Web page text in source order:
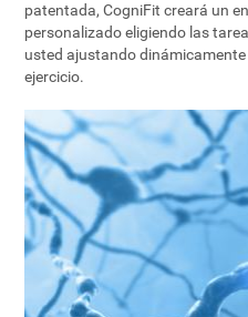
patentada, CogniFit creará un
personalizado eligiendo las
usted ajustando dinámicamente
ejercicio.